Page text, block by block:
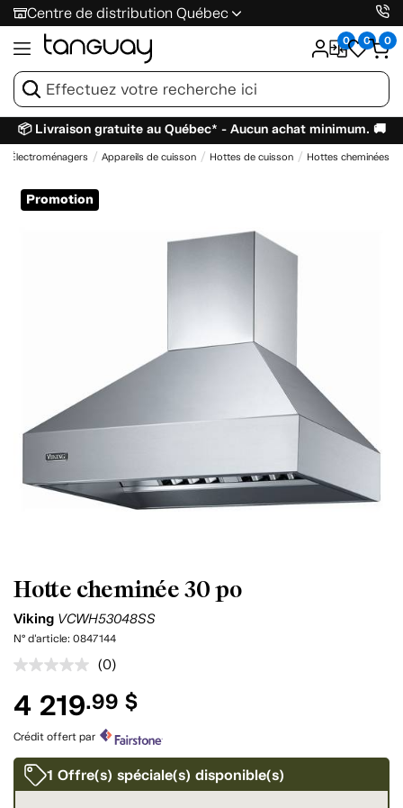
Centre de distribution Québec
0 0 0
📦 Livraison gratuite au Québec* - Aucun achat minimum. 🚚
Électroménagers Appareils de cuisson Hottes de cuisson Hottes cheminées
Promotion
Hotte cheminée 30 po
Viking VCWH53048SS
N° d'article: 0847144
Aucune
pour
ce
produit.
Lien
vers
la
même
(0)
4 219.99 $
Crédit offert par
1 Offre(s) spéciale(s) disponible(s)